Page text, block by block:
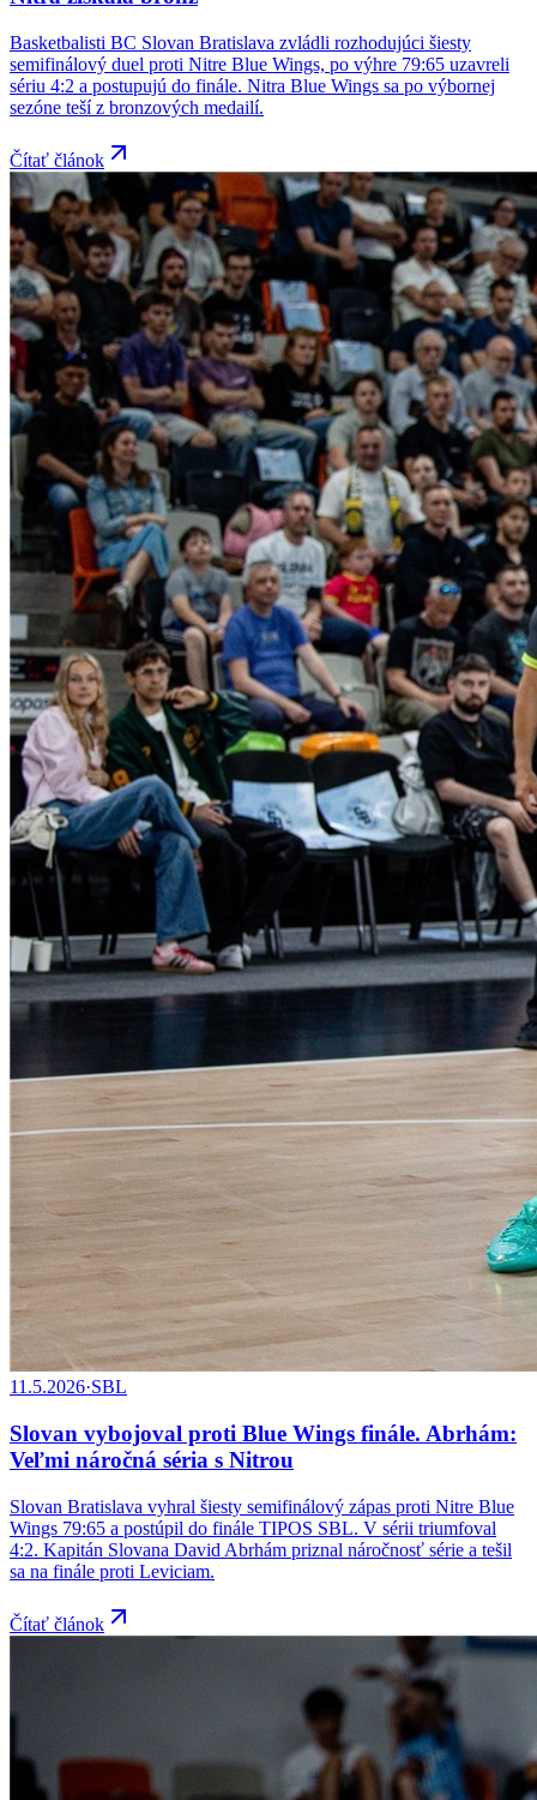
Basketbalisti BC Slovan Bratislava zvládli rozhodujúci šiesty
semifinálový duel proti Nitre Blue Wings, po výhre 79:65 uzavreli
sériu 4:2 a postupujú do finále. Nitra Blue Wings sa po výbornej
sezóne teší z bronzových medailí.
Čítať článok
11.5.2026·SBL
Slovan vybojoval proti Blue Wings finále. Abrhám:
Veľmi náročná séria s Nitrou
Slovan Bratislava vyhral šiesty semifinálový zápas proti Nitre Blue
Wings 79:65 a postúpil do finále TIPOS SBL. V sérii triumfoval
4:2. Kapitán Slovana David Abrhám priznal náročnosť série a tešil
sa na finále proti Leviciam.
Čítať článok